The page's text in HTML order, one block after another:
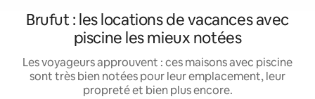
Brufut : les locations de vacances avec
piscine les mieux notées
Les voyageurs approuvent : ces maisons avec piscine
sont très bien notées pour leur emplacement, leur
propreté et bien plus encore.